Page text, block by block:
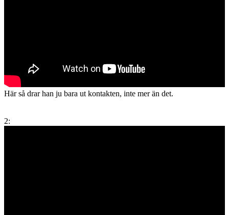
Här så drar han ju bara ut kontakten, inte mer än det.
2: